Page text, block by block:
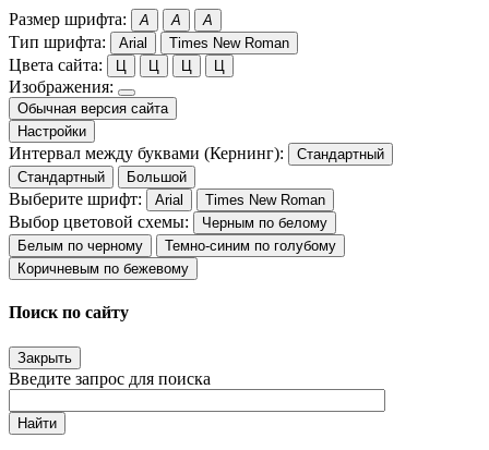
Размер шрифта: A A A
Тип шрифта: Arial Times New Roman
Цвета сайта: Ц Ц Ц Ц
Изображения:
Обычная версия сайта
Настройки
Интервал между буквами (Кернинг):
Стандартный
Стандартный
Большой
Выберите шрифт: Arial Times New Roman
Выбор цветовой схемы:
Черным по белому
Белым по черному
Темно-синим по голубому
Коричневым по бежевому
Поиск по сайту
Закрыть
Введите запрос для поиска
Найти